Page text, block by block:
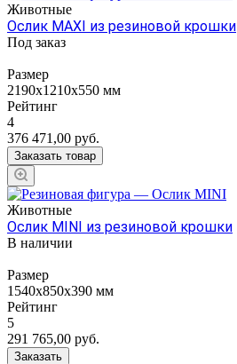
Животные
Ослик MAXI из резиновой крошки
Под заказ
Размер
2190х1210х550 мм
Рейтинг
4
376 471,00 руб.
Заказать товар
Животные
Ослик MINI из резиновой крошки
В наличии
Размер
1540х850х390 мм
Рейтинг
5
291 765,00 руб.
Заказать